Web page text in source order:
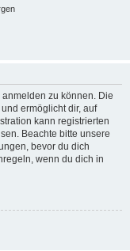
zu können. Die
ermöglicht dir, auf
kann registrierten
Beachte bitte unsere
bevor du dich
wenn du dich in